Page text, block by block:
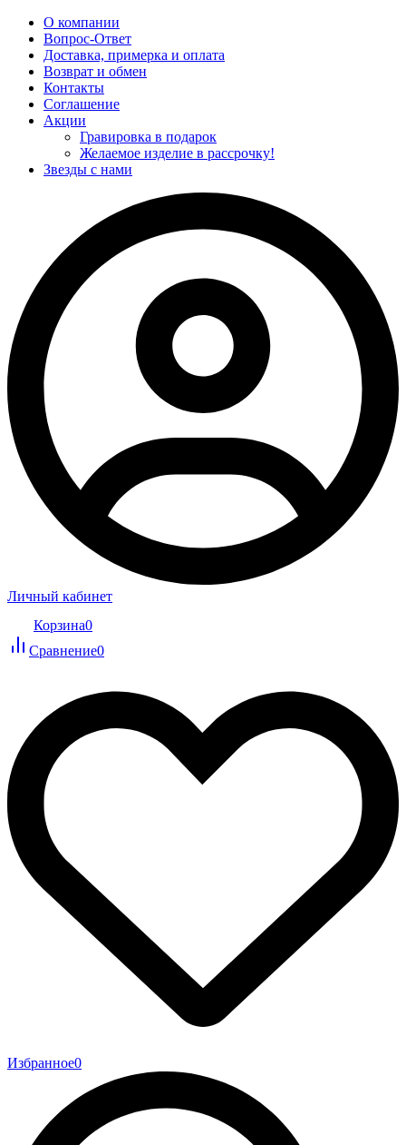
О компании
Вопрос-Ответ
Доставка, примерка и оплата
Возврат и обмен
Контакты
Соглашение
Акции
Гравировка в подарок
Желаемое изделие в рассрочку!
Звезды с нами
Личный кабинет
Корзина0
Сравнение0
Избранное0